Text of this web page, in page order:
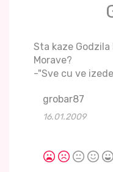
Sta kaze
Morave?
-"Sve cu ve
grobar87
16.01.2009